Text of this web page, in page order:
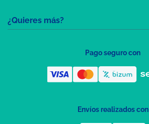
¿Quieres más?
Pago seguro con
Envíos realizados con